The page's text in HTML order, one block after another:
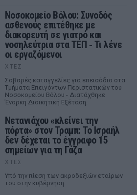
Νοσοκομείο Βόλου: Συνοδός
ασθενούς επιτέθηκε με
διακορευτή σε γιατρό και
νοσηλεύτρια στα ΤΕΠ ‑ Τι λένε
οι εργαζόμενοι
ΧΤΕΣ
Σοβαρές καταγγελίες για επεισόδιο στα
Τμήματα Επειγόντων Περιστατικών του
Νοσοκομείου Βόλου - Διατάχθηκε
Ένορκη Διοικητική Εξέταση.
Νετανιάχου «κλείνει την
πόρτα» στον Τραμπ: Το Ισραήλ
δεν δέχεται το έγγραφο 15
σημείων για τη Γάζα
ΧΤΕΣ
Υπό την πίεση των ακροδεξιών εταίρων
του στην κυβέρνηση